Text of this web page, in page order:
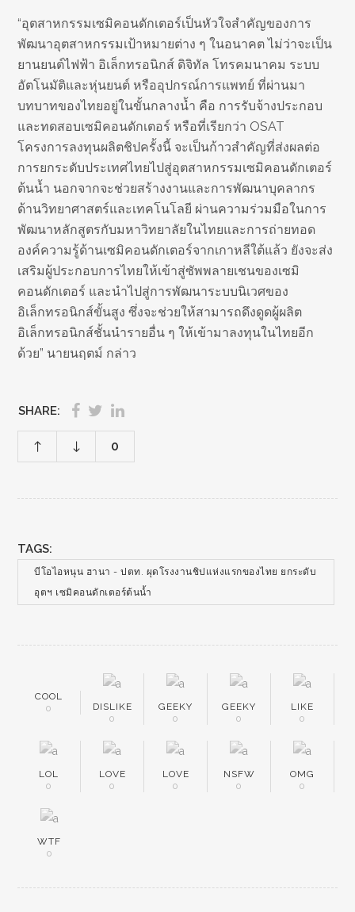
“อุตสาหกรรมเซมิคอนดักเตอร์เป็นหัวใจสำคัญของการ
พัฒนาอุตสาหกรรมเป้าหมายต่าง ๆ ในอนาคต ไม่ว่าจะเป็น
ยานยนต์ไฟฟ้า อิเล็กทรอนิกส์ ดิจิทัล โทรคมนาคม ระบบ
อัตโนมัติและหุ่นยนต์ หรืออุปกรณ์การแพทย์ ที่ผ่านมา
บทบาทของไทยอยู่ในขั้นกลางน้ำ คือ การรับจ้างประกอบ
และทดสอบเซมิคอนดักเตอร์ หรือที่เรียกว่า OSAT
โครงการลงทุนผลิตชิปครั้งนี้ จะเป็นก้าวสำคัญที่ส่งผลต่อ
การยกระดับประเทศไทยไปสู่อุตสาหกรรมเซมิคอนดักเตอร์
ต้นน้ำ นอกจากจะช่วยสร้างงานและการพัฒนาบุคลากร
ด้านวิทยาศาสตร์และเทคโนโลยี ผ่านความร่วมมือในการ
พัฒนาหลักสูตรกับมหาวิทยาลัยในไทยและการถ่ายทอด
องค์ความรู้ด้านเซมิคอนดักเตอร์จากเกาหลีใต้แล้ว ยังจะส่ง
เสริมผู้ประกอบการไทยให้เข้าสู่ซัพพลายเชนของเซมิ
คอนดักเตอร์ และนำไปสู่การพัฒนาระบบนิเวศของ
อิเล็กทรอนิกส์ขั้นสูง ซึ่งจะช่วยให้สามารถดึงดูดผู้ผลิต
อิเล็กทรอนิกส์ชั้นนำรายอื่น ๆ ให้เข้ามาลงทุนในไทยอีก
ด้วย” นายนฤตม์ กล่าว
SHARE:
0
TAGS:
บีโอไอหนุน ฮานา - ปตท. ผุดโรงงานชิปแห่งแรกของไทย ยกระดับ
อุตฯ เซมิคอนดักเตอร์ต้นน้ำ
COOL
0
DISLIKE
0
GEEKY
0
GEEKY
0
LIKE
0
LOL
0
LOVE
0
LOVE
0
NSFW
0
OMG
0
WTF
0